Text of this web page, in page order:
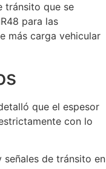
tránsito que se
para las
más carga vehicular
que el espesor
con lo
señales de tránsito en